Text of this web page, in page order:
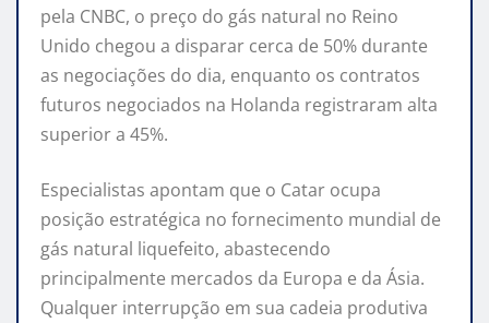
pela CNBC, o preço do gás natural no Reino
Unido chegou a disparar cerca de 50% durante
as negociações do dia, enquanto os contratos
futuros negociados na Holanda registraram alta
superior a 45%.
Especialistas apontam que o Catar ocupa
posição estratégica no fornecimento mundial de
gás natural liquefeito, abastecendo
principalmente mercados da Europa e da Ásia.
Qualquer interrupção em sua cadeia produtiva